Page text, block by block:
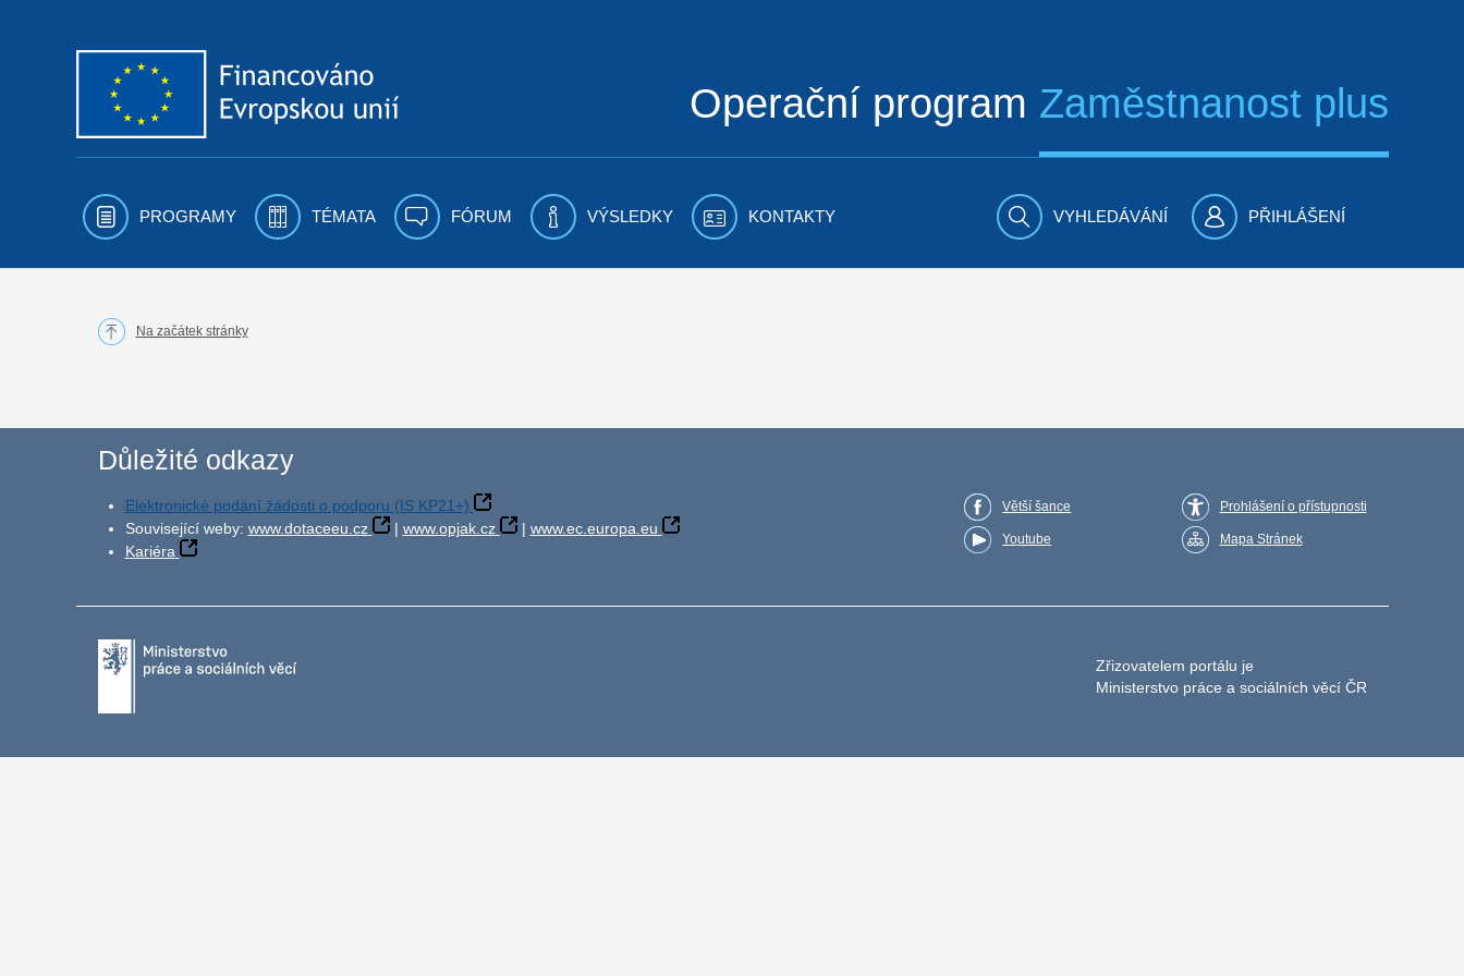
Operační program Zaměstnanost plus
PROGRAMY TÉMATA FÓRUM VÝSLEDKY KONTAKTY VYHLEDÁVÁNÍ PŘIHLÁŠENÍ
Na začátek stránky
Důležité odkazy
Elektronické podání žádosti o podporu (IS KP21+)
Související weby: www.dotaceeu.cz | www.opjak.cz | www.ec.europa.eu
Kariéra
Větší šance
Youtube
Prohlášení o přístupnosti
Mapa Stránek
Zřizovatelem portálu je
Ministerstvo práce a sociálních věcí ČR